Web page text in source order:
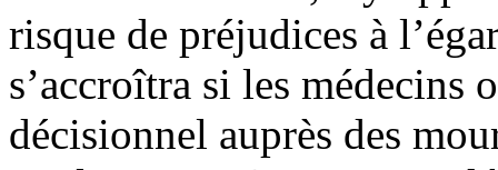
risque de préjudices à
s’accroîtra si les médecins
décisionnel auprès des